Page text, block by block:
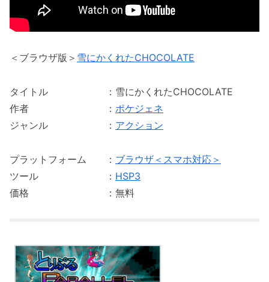
＜ブラウザ版＞ 雪にかくれたCHOCOLATE
タイトル ：雪にかくれたCHOCOLATE
作者 ： ポケジェネ
ジャンル ： アクション
プラットフォーム ： ブラウザ＜スマホ対応＞
ツール ： HSP3
価格 ：無料